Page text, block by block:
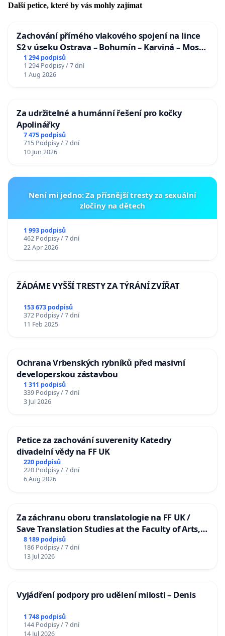
Další petice, které by vás mohly zajímat
Zachování přímého vlakového spojení na lince
S2 v úseku Ostrava – Bohumín – Karviná – Mosty
u Jablunkova
1 294 podpisů
1 294 Podpisy / 7 dní
1 Aug 2026
Za udržitelné a humánní řešení pro kočky
Apolinářky
7 475 podpisů
715 Podpisy / 7 dní
10 Jun 2026
Není mi jedno: Za přísnější tresty za sexuální
zločiny na dětech
1 993 podpisů
462 Podpisy / 7 dní
22 Apr 2026
ŽÁDÁME VYŠŠÍ TRESTY ZA TÝRÁNÍ ZVÍŘAT
153 673 podpisů
372 Podpisy / 7 dní
11 Feb 2025
Ochrana Vrbenských rybníků před masivní
developerskou zástavbou
1 311 podpisů
339 Podpisy / 7 dní
3 Jul 2026
Petice za zachování suverenity Katedry
divadelní vědy na FF UK
220 podpisů
220 Podpisy / 7 dní
6 Aug 2026
Za záchranu oboru translatologie na FF UK /
Save Translation Studies at the Faculty of Arts,
Charles University
8 189 podpisů
186 Podpisy / 7 dní
13 Jul 2026
Vyjádření podpory pro udělení milosti – Denis
1 748 podpisů
144 Podpisy / 7 dní
14 Jul 2026